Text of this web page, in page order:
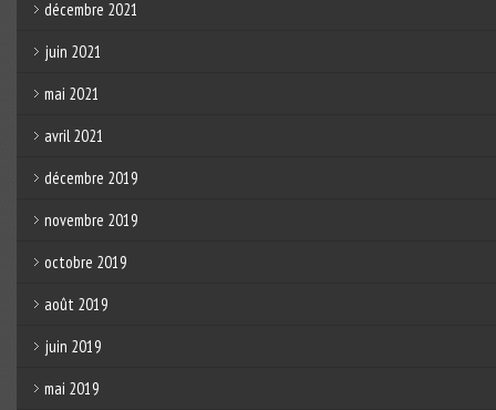
décembre 2021
juin 2021
mai 2021
avril 2021
décembre 2019
novembre 2019
octobre 2019
août 2019
juin 2019
mai 2019